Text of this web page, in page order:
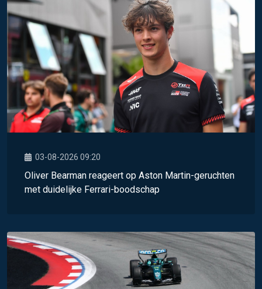
03-08-2026 09:20
Oliver Bearman reageert op Aston Martin-geruchten
met duidelijke Ferrari-boodschap